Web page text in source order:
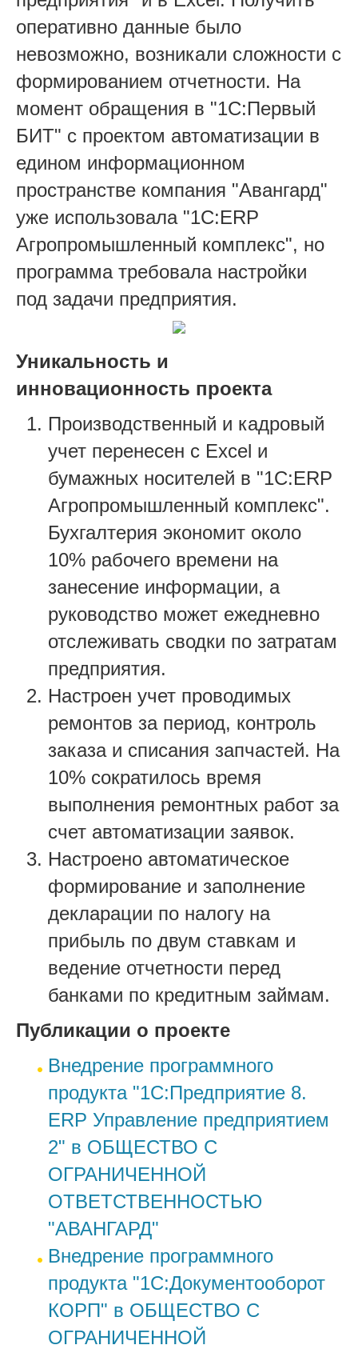
оперативно данные было
невозможно, возникали сложности с
формированием отчетности. На
момент обращения в "1С:Первый
БИТ" с проектом автоматизации в
едином информационном
пространстве компания "Авангард"
уже использовала "1С:ERP
Агропромышленный комплекс", но
программа требовала настройки
под задачи предприятия.
Уникальность и
инновационность проекта
Производственный и кадровый
учет перенесен с Excel и
бумажных носителей в "1С:ERP
Агропромышленный комплекс".
Бухгалтерия экономит около
10% рабочего времени на
занесение информации, а
руководство может ежедневно
отслеживать сводки по затратам
предприятия.
Настроен учет проводимых
ремонтов за период, контроль
заказа и списания запчастей. На
10% сократилось время
выполнения ремонтных работ за
счет автоматизации заявок.
Настроено автоматическое
формирование и заполнение
декларации по налогу на
прибыль по двум ставкам и
ведение отчетности перед
банками по кредитным займам.
Публикации о проекте
Внедрение программного
продукта "1С:Предприятие 8.
ERP Управление предприятием
2" в ОБЩЕСТВО С
ОГРАНИЧЕННОЙ
ОТВЕТСТВЕННОСТЬЮ
"АВАНГАРД"
Внедрение программного
продукта "1С:Документооборот
КОРП" в ОБЩЕСТВО С
ОГРАНИЧЕННОЙ